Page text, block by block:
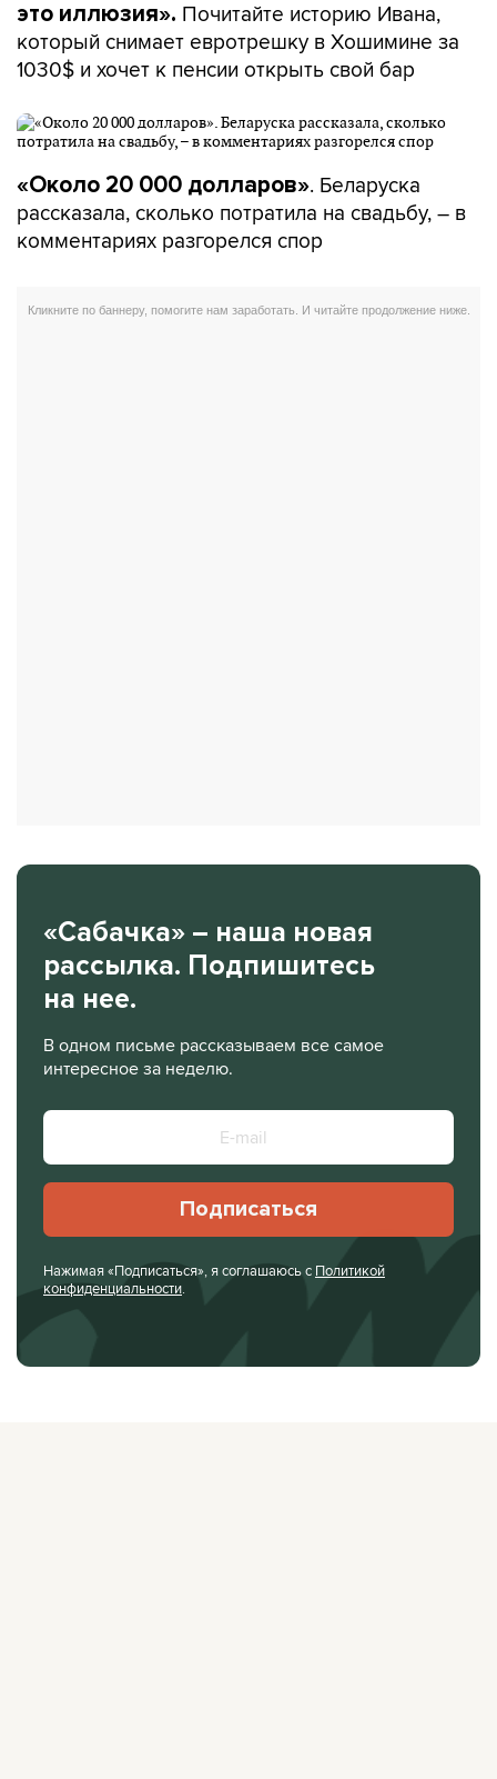
это иллюзия». Почитайте историю Ивана,
который снимает евротрешку в Хошимине за
1030$ и хочет к пенсии открыть свой бар
«Около 20 000 долларов». Беларуска
рассказала, сколько потратила на свадьбу, – в
комментариях разгорелся спор
«Сабачка» – наша новая
рассылка. Подпишитесь
на нее.
В одном письме рассказываем все самое
интересное за неделю.
Подписаться
Нажимая «Подписаться», я соглашаюсь с Политикой
конфиденциальности.